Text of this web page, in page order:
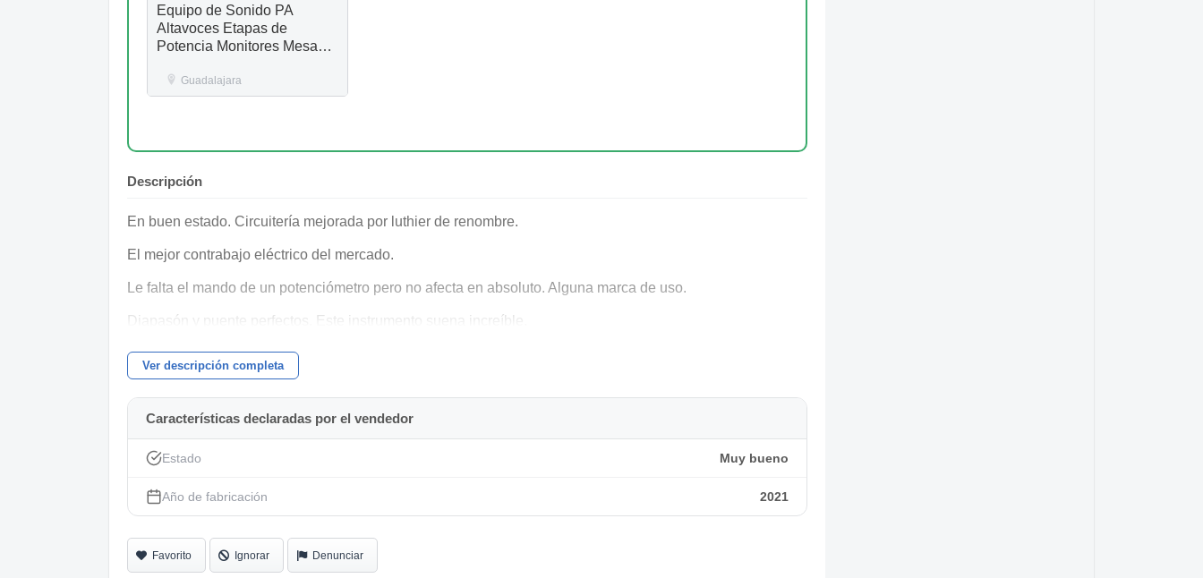
Equipo de Sonido PA
Altavoces Etapas de
Potencia Monitores Mesas
Guadalajara
Descripción
En buen estado. Circuitería mejorada por luthier de renombre.
El mejor contrabajo eléctrico del mercado.
Le falta el mando de un potenciómetro pero no afecta en absoluto. Alguna marca de uso.
Diapasón y puente perfectos. Este instrumento suena increíble.
Funda incluida.
Ver descripción completa
Características declaradas por el vendedor
Estado Muy bueno
Año de fabricación 2021
Favorito Ignorar Denunciar